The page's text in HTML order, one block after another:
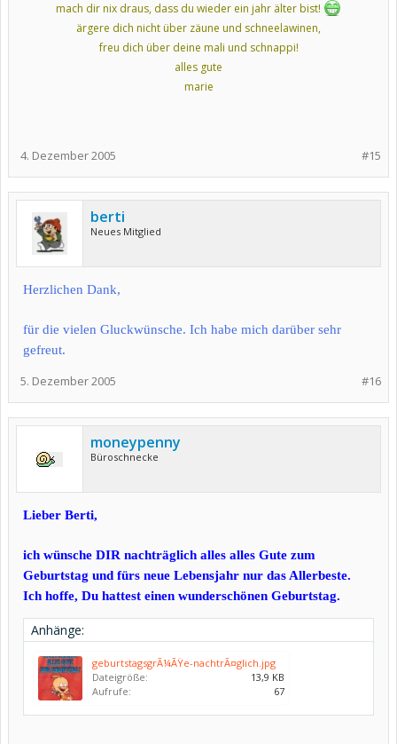
mach dir nix draus, dass du wieder ein jahr älter bist!
ärgere dich nicht über zäune und schneelawinen,
freu dich über deine mali und schnappi!
alles gute
marie
#15
4. Dezember 2005
berti
Neues Mitglied
Herzlichen Dank,
für die vielen Gluckwünsche. Ich habe mich darüber sehr
gefreut.
#16
5. Dezember 2005
moneypenny
Büroschnecke
Lieber Berti,
ich wünsche DIR nachträglich alles alles Gute zum
Geburtstag und fürs neue Lebensjahr nur das Allerbeste.
Ich hoffe, Du hattest einen wunderschönen Geburtstag.
Anhänge:
geburtstagsgrÃ¼ÃŸe-nachtrÃ¤glich.jpg
Dateigröße:
13,9 KB
Aufrufe:
67